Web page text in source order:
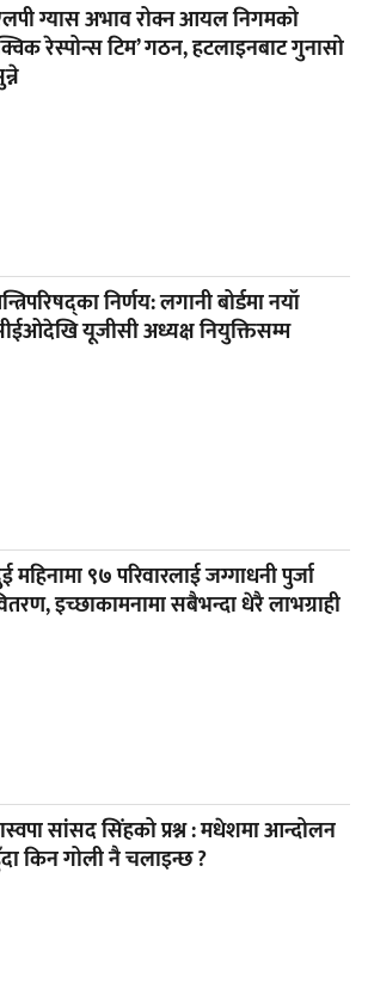
ग्यास अभाव रोक्न आयल निगमको
रेस्पोन्स टिम’ गठन, हटलाइनबाट गुनासो
निर्णय: लगानी बोर्डमा नयाँ
यूजीसी अध्यक्ष नियुक्तिसम्म
महिनामा ९७ परिवारलाई जग्गाधनी पुर्जा
इच्छाकामनामा सबैभन्दा धेरै लाभग्राही
सांसद सिंहको प्रश्न : मधेशमा आन्दोलन
किन गोली नै चलाइन्छ ?